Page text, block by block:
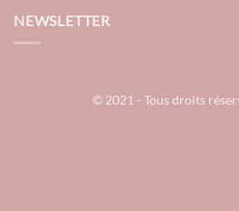
NEWSLETTER
© 2021 - Tous droits